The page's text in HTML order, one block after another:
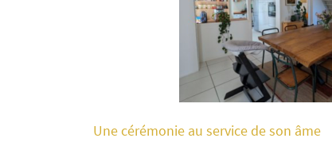
Une cérémonie au service de son âme